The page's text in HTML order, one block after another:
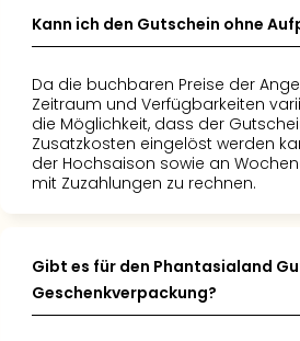
Kann ich den Gutschein ohne
Da die buchbaren Preise der
Zeitraum und Verfügbarkeiten
die Möglichkeit, dass der
Zusatzkosten eingelöst werden
der Hochsaison sowie an
mit Zuzahlungen zu rechnen.
Gibt es für den Phantasialand
Geschenkverpackung?